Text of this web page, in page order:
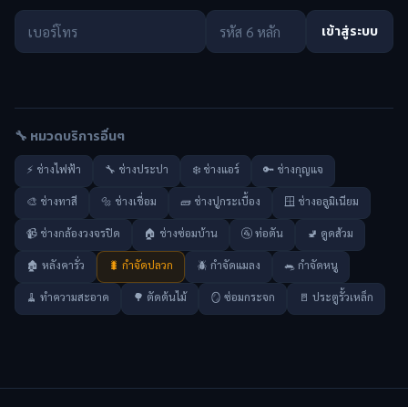
เข้าสู่ระบบ
🔧 หมวดบริการอื่นๆ
⚡ ช่างไฟฟ้า 🔧 ช่างประปา ❄️ ช่างแอร์ 🔑 ช่างกุญแจ
🎨 ช่างทาสี 🔩 ช่างเชื่อม 🧱 ช่างปูกระเบื้อง 🪟 ช่างอลูมิเนียม
📹 ช่างกล้องวงจรปิด 🏠 ช่างซ่อมบ้าน 🚰 ท่อตัน 🚽 ดูดส้วม
🏚️ หลังคารั่ว 🐛 กำจัดปลวก 🪲 กำจัดแมลง 🐀 กำจัดหนู
🧹 ทำความสะอาด 🌳 ตัดต้นไม้ 🪞 ซ่อมกระจก 🚪 ประตูรั้วเหล็ก